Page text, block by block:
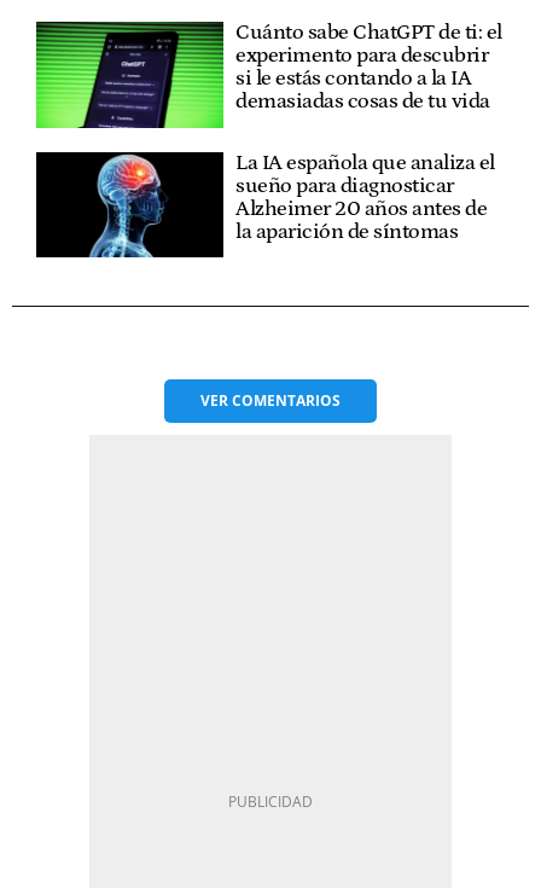
Cuánto sabe ChatGPT de ti: el
experimento para descubrir
si le estás contando a la IA
demasiadas cosas de tu vida
La IA española que analiza el
sueño para diagnosticar
Alzheimer 20 años antes de
la aparición de síntomas
VERCOMENTARIOS